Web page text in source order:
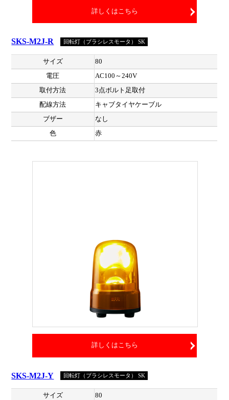
詳しくはこちら
SKS-M2J-R 回転灯（ブラシレスモータ） SK
サイズ
80
電圧
AC100～240V
取付方法
3点ボルト足取付
配線方法
キャブタイヤケーブル
ブザー
なし
色
赤
詳しくはこちら
SKS-M2J-Y 回転灯（ブラシレスモータ） SK
サイズ
80